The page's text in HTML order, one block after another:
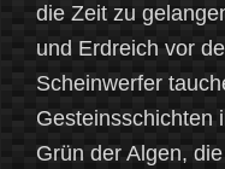
die Zeit zu
und Erdreich vor
Scheinwerfer
Gesteinsschichten
Grün der Algen,